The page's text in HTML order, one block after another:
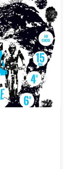
27 août